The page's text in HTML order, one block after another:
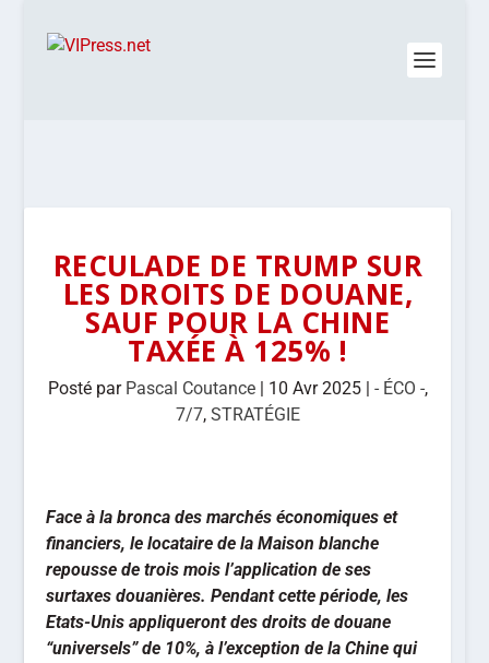
RECULADE DE TRUMP SUR
LES DROITS DE DOUANE,
SAUF POUR LA CHINE
TAXÉE À 125% !
Posté par Pascal Coutance| 10 Avr 2025| - ÉCO -,
7/7, STRATÉGIE
Face à la bronca des marchés économiques et
financiers, le locataire de la Maison blanche
repousse de trois mois l’application de ses
surtaxes douanières. Pendant cette période, les
Etats-Unis appliqueront des droits de douane
“universels” de 10%, à l’exception de la Chine qui